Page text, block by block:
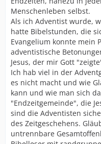
Menschenleben selbst.
Als ich Adventist wurde,
hatte Bibelstunden, die
Evangelium konnte mein
adventistische
Jesus, der mir Gott
Ich hab viel in der
es nicht macht und wie
kann und wie man sich
"Endzeitgemeinde", die
sind die Adventisten
des Zeitgeschehens.
untrennbare